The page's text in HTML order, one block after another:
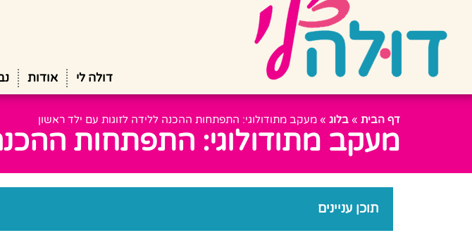
דולה לי אודות
דף הבית » בלוג » מעקב מתודולוגי: התפתחות ההכנה ללידה לזוגות עם ילד ראשון
מעקב מתודולוגי: התפתחות
תוכן עניינים